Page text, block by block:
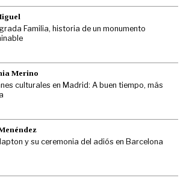
Familia, historia de un monumento
Merino
culturales en Madrid: A buen tiempo, más
y su ceremonia del adiós en Barcelona